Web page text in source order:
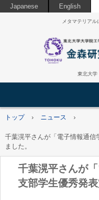
Japanese English
メタマテリア
東北大学
トップ › ニュース ›
千葉滉平さんが「電子情報通信
ました。
千葉滉平さんが
支部学生優秀発